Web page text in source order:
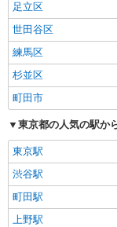
足立区
世田谷区
練馬区
杉並区
町田市
東京都の人気の駅か
東京駅
渋谷駅
町田駅
上野駅